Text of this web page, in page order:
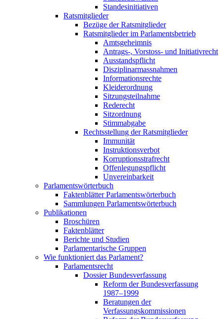
Standesinitiativen
Ratsmitglieder
Bezüge der Ratsmitglieder
Ratsmitglieder im Parlamentsbetrieb
Amtsgeheimnis
Antrags-, Vorstoss- und Initiativrecht
Ausstandspflicht
Disziplinarmassnahmen
Informationsrechte
Kleiderordnung
Sitzungsteilnahme
Rederecht
Sitzordnung
Stimmabgabe
Rechtsstellung der Ratsmitglieder
Immunität
Instruktionsverbot
Korruptionsstrafrecht
Offenlegungspflicht
Unvereinbarkeit
Parlamentswörterbuch
Faktenblätter Parlamentswörterbuch
Sammlungen Parlamentswörterbuch
Publikationen
Broschüren
Faktenblätter
Berichte und Studien
Parlamentarische Gruppen
Wie funktioniert das Parlament?
Parlamentsrecht
Dossier Bundesverfassung
Reform der Bundesverfassung
1987–1999
Beratungen der
Verfassungskommissionen